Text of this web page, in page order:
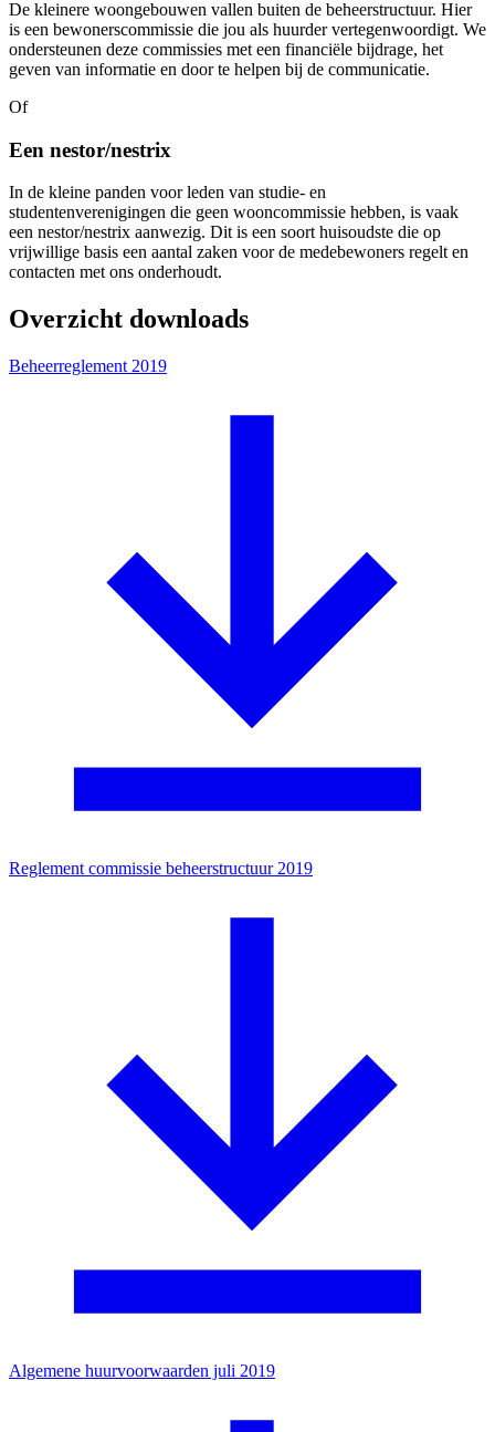
De kleinere woongebouwen vallen buiten de beheerstructuur. Hier
is een bewonerscommissie die jou als huurder vertegenwoordigt. We
ondersteunen deze commissies met een financiële bijdrage, het
geven van informatie en door te helpen bij de communicatie.
Of
Een nestor/nestrix
In de kleine panden voor leden van studie- en
studentenverenigingen die geen wooncommissie hebben, is vaak
een nestor/nestrix aanwezig. Dit is een soort huisoudste die op
vrijwillige basis een aantal zaken voor de medebewoners regelt en
contacten met ons onderhoudt.
Overzicht downloads
Beheerreglement 2019
Reglement commissie beheerstructuur 2019
Algemene huurvoorwaarden juli 2019